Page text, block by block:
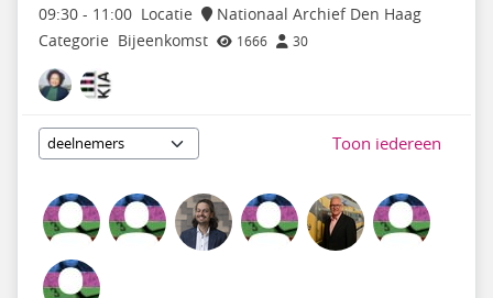
09:30- 11:00 Locatie
Nationaal Archief Den Haag
Categorie Bijeenkomst 1666 30
Toon iedereen